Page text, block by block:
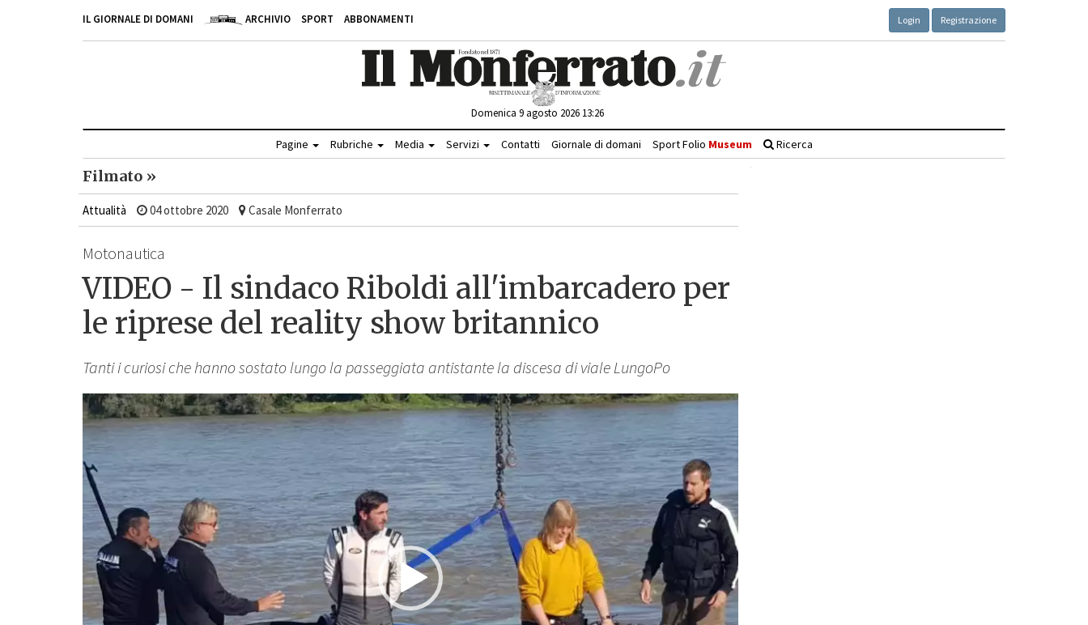
IL GIORNALE DI DOMANI ARCHIVIO SPORT ABBONAMENTI Login Registrazione
Domenica 9 agosto 2026 13:26
Pagine Rubriche Media Servizi Contatti Giornale di domani Sport Folio Museum Ricerca
Filmato »
Attualità 04 ottobre 2020 Casale Monferrato
Motonautica
VIDEO - Il sindaco Riboldi all'imbarcadero per
le riprese del reality show britannico
Tanti i curiosi che hanno sostato lungo la passeggiata antistante la discesa di viale LungoPo
Lettore
Video